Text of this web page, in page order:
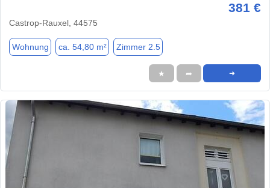
381 €
Castrop-Rauxel, 44575
Wohnung ca. 54,80 m² Zimmer 2.5
★ ➦ ➜